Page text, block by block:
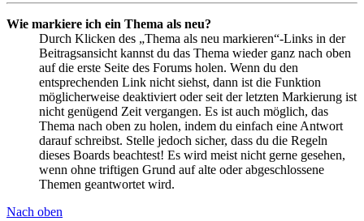
Wie markiere ich ein Thema als neu?
Durch Klicken des „Thema als neu markieren“-Links in der
Beitragsansicht kannst du das Thema wieder ganz nach oben
auf die erste Seite des Forums holen. Wenn du den
entsprechenden Link nicht siehst, dann ist die Funktion
möglicherweise deaktiviert oder seit der letzten Markierung ist
nicht genügend Zeit vergangen. Es ist auch möglich, das
Thema nach oben zu holen, indem du einfach eine Antwort
darauf schreibst. Stelle jedoch sicher, dass du die Regeln
dieses Boards beachtest! Es wird meist nicht gerne gesehen,
wenn ohne triftigen Grund auf alte oder abgeschlossene
Themen geantwortet wird.
Nach oben